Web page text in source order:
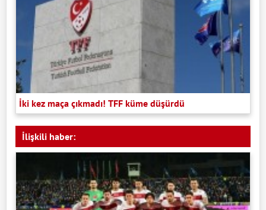
İki kez maça çıkmadı! TFF küme düşürdü
İlişkili haber: